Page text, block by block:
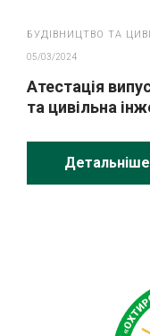
БУДІВНИЦТВО ТА
05/03/2024
Атестація
та цивільна
Детальніше